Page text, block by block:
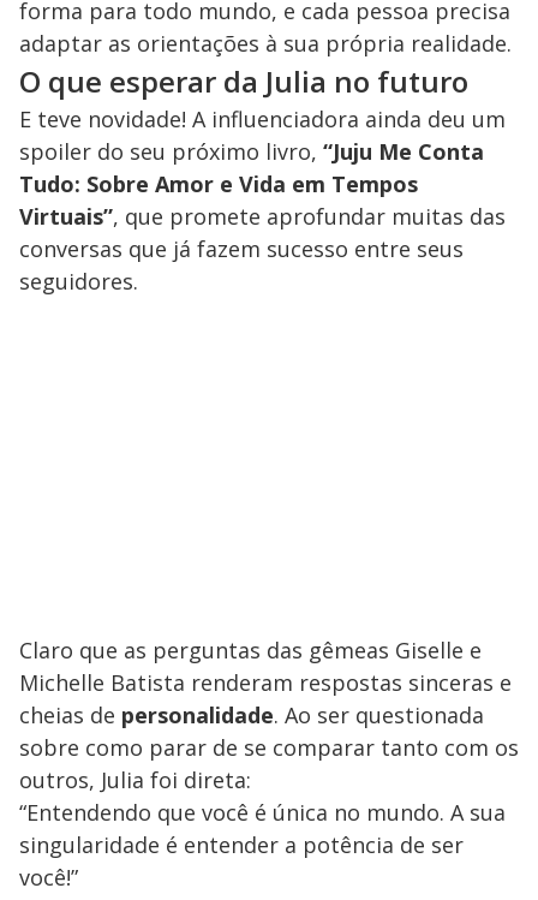
forma para todo mundo, e cada pessoa precisa
adaptar as orientações à sua própria realidade.
O que esperar da Julia no futuro
E teve novidade! A influenciadora ainda deu um
spoiler do seu próximo livro, “Juju Me Conta
Tudo: Sobre Amor e Vida em Tempos
Virtuais”, que promete aprofundar muitas das
conversas que já fazem sucesso entre seus
seguidores.
Claro que as perguntas das gêmeas Giselle e
Michelle Batista renderam respostas sinceras e
cheias de personalidade. Ao ser questionada
sobre como parar de se comparar tanto com os
outros, Julia foi direta:
“Entendendo que você é única no mundo. A sua
singularidade é entender a potência de ser
você!”